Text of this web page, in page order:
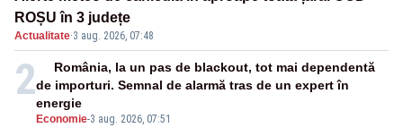
ROȘU în 3 județe
Actualitate·3 aug. 2026, 07:48
2
Economie-3 aug. 2026, 07:51
România, la un pas de blackout, tot mai dependentă
de importuri. Semnal de alarmă tras de un expert în
energie